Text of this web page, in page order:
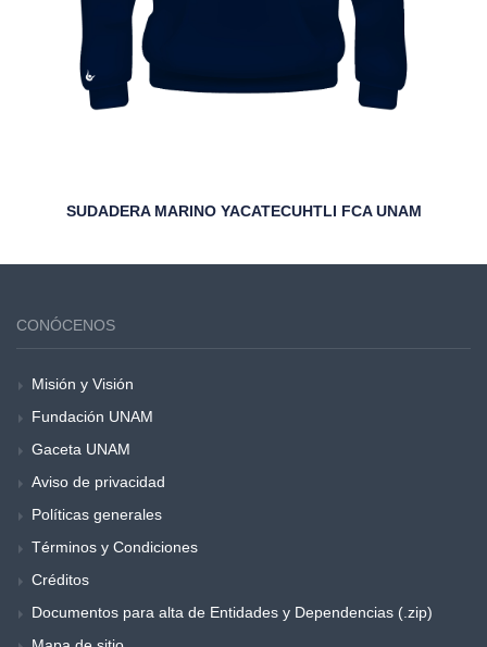
SUDADERA MARINO YACATECUHTLI FCA UNAM
CONÓCENOS
Misión y Visión
Fundación UNAM
Gaceta UNAM
Aviso de privacidad
Políticas generales
Términos y Condiciones
Créditos
Documentos para alta de Entidades y Dependencias (.zip)